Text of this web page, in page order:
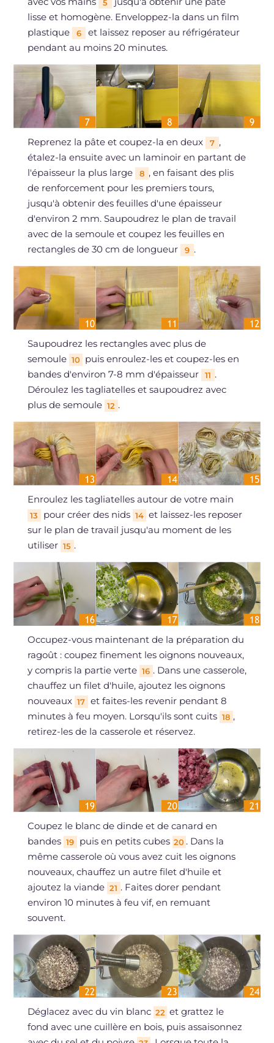
5
lisse et homogène. Enveloppez-la dans un film
plastique
6
et laissez reposer au réfrigérateur
pendant au moins 20 minutes.
Reprenez la pâte et coupez-la en deux 7 ,
étalez-la ensuite avec un laminoir en partant de
l'épaisseur la plus large
8 , en faisant des plis
de renforcement pour les premiers tours,
jusqu'à obtenir des feuilles d'une épaisseur
d'environ 2 mm. Saupoudrez le plan de travail
avec de la semoule et coupez les feuilles en
rectangles de 30 cm de longueur
9 .
Saupoudrez les rectangles avec plus de
semoule 10 puis enroulez-les et coupez-les en
bandes d'environ 7-8 mm d'épaisseur
11 .
Déroulez les tagliatelles et saupoudrez avec
plus de semoule 12 .
Enroulez les tagliatelles autour de votre main
13 pour créer des nids 14 et laissez-les reposer
sur le plan de travail jusqu'au moment de les
utiliser 15 .
Occupez-vous maintenant de la préparation du
ragoût : coupez finement les oignons nouveaux,
y compris la partie verte 16 . Dans une casserole,
chauffez un filet d'huile, ajoutez les oignons
nouveaux 17 et faites-les revenir pendant 8
minutes à feu moyen. Lorsqu'ils sont cuits 18 ,
retirez-les de la casserole et réservez.
Coupez le blanc de dinde et de canard en
bandes 19 puis en petits cubes 20 . Dans la
même casserole où vous avez cuit les oignons
nouveaux, chauffez un autre filet d'huile et
ajoutez la viande 21 . Faites dorer pendant
environ 10 minutes à feu vif, en remuant
souvent.
Déglacez avec du vin blanc 22 et grattez le
fond avec une cuillère en bois, puis assaisonnez